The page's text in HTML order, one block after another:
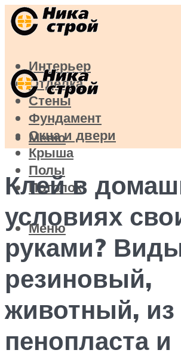
Интерьер
Отделка
Стены
Фундамент
Окна и двери
Крыша
Полы
Потолок
Меню
Меню
Клей в
условиях
руками?
резиновый,
животный, из
пенопласта и